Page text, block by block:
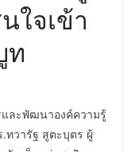
ใจเข้า
ท
และพัฒนาองค์ความรู้
ทวารัฐ สูตะบุตร ผู้